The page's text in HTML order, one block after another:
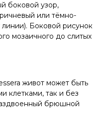
боковой узор,
или тёмно-
линии). Боковой рисунок
мозаичного до слитых
живот может быть
клетками, так и без
брюшной